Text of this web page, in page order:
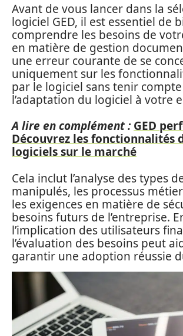
Avant de vous lancer dans la
logiciel GED, il est essentiel de
comprendre les besoins de
en matière de gestion
une erreur courante de se
uniquement sur les
par le logiciel sans tenir
l’adaptation du logiciel à votre
A lire en complément : GED
Découvrez les fonctionnalités
logiciels sur le marché
Cela inclut l’analyse des types
manipulés, les processus
les exigences en matière de
besoins futurs de l’entreprise.
l’implication des utilisateurs
l’évaluation des besoins peut
garantir une adoption réussie